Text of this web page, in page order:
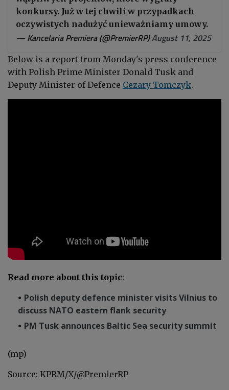
konkursy. Już w tej chwili w przypadkach
oczywistych nadużyć unieważniamy umowy.
— Kancelaria Premiera (@PremierRP)August 11, 2025
Below is a report from Monday's press conference
with Polish Prime Minister Donald Tusk and
Deputy Minister of Defence Cezary Tomczyk.
Read more about this topic:
Polish deputy defence minister visits Vilnius to
discuss NATO eastern flank security
PM Tusk announces Baltic Sea security summit
(mp)
Source: KPRM/X/@PremierRP